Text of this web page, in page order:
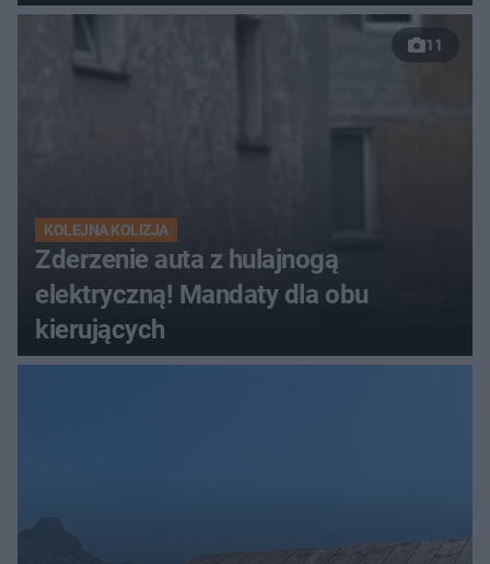
11
KOLEJNA KOLIZJA
Zderzenie auta z hulajnogą
elektryczną! Mandaty dla obu
kierujących